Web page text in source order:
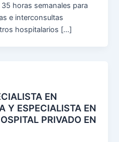
horas semanales para
e interconsultas
hospitalarios […]
EN
Y ESPECIALISTA EN
PRIVADO EN